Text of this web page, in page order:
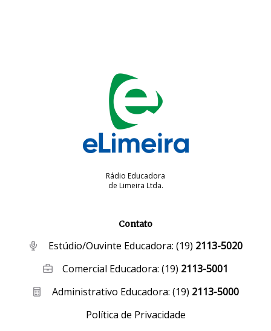
Rádio Educadora
de Limeira Ltda.
Contato
Estúdio/Ouvinte Educadora: (19) 2113-5020
Comercial Educadora:(19) 2113-5001
Administrativo Educadora: (19) 2113-5000
Política de Privacidade